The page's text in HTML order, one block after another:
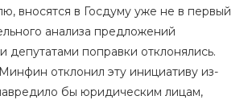
вносятся в Госдуму уже не в первый
анализа предложений
депутатами поправки отклонялись.
отклонил эту инициативу из-
бы юридическим лицам,